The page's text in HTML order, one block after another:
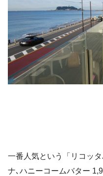
一番人気という「リコッ
ナ､ハニーコームバター